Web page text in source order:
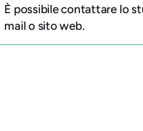
È possibile contattare lo
mail o sito web.